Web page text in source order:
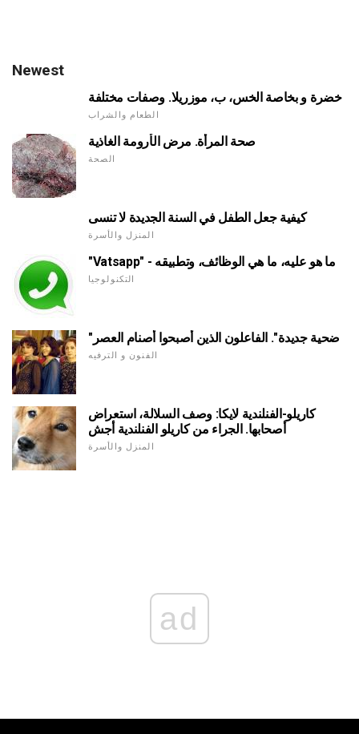
Newest
خضرة و بخاصة الخس، ب، موزريلا. وصفات مختلفة
الطعام والشراب
صحة المرأة. مرض الأرومة الغاذية
الصحة
كيفية جعل الطفل في السنة الجديدة لا تنسى
المنزل والأسرة
"Vatsapp" - ما هو عليه، ما هي الوظائف، وتطبيقه
التكنولوجيا
"ضحية جديدة". الفاعلون الذين أصبحوا أصنام العصر
الفنون و الترفيه
كاريلو-الفنلندية لايكا: وصف السلالة، استعراض
أصحابها. الجراء من كاريلو الفنلندية أجش
المنزل والأسرة
ad